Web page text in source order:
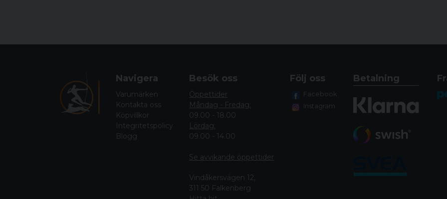
EAN
Navigera
Varumärken
Kontakta oss
Köpvillkor
Integritetspolicy
Blogg
Besök oss
Öppettider
Måndag - Fredag:
09.00 - 18.00
Lördag:
09.00 - 14.00
Se avvikande öppettider
Vindåkersvägen 12,
311 50 Falkenberg
Följ oss
Facebook
Instagram
Betalning